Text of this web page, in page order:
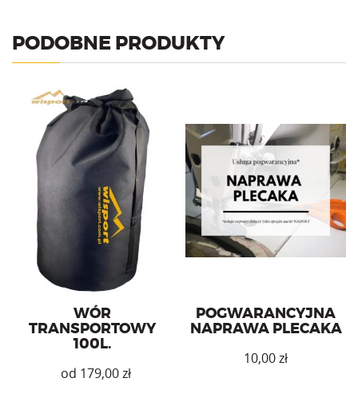
PODOBNE PRODUKTY
Wór transportowy
zabezpieczający plecak oraz
jego zawartość podczas
transportu.
WÓR
TRANSPORTOWY
100L.
zł
POGWARANCYJNA
NAPRAWA PLECAKA
10,00zł